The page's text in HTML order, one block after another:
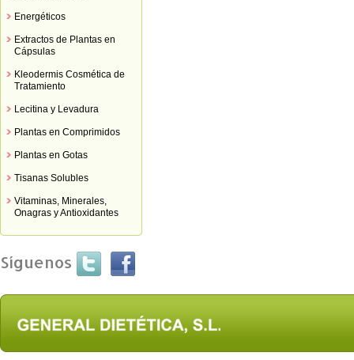
Energéticos
Extractos de Plantas en
Cápsulas
Kleodermis Cosmética de
Tratamiento
Lecitina y Levadura
Plantas en Comprimidos
Plantas en Gotas
Tisanas Solubles
Vitaminas, Minerales,
Onagras y Antioxidantes
Síguenos